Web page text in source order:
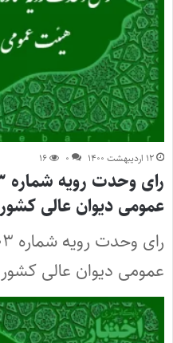
۱۲ اردیبهشت ۱۴۰۰ ۰ ۱۶
عمومی دیوان عالی کشور
عمومی دیوان عالی کشور